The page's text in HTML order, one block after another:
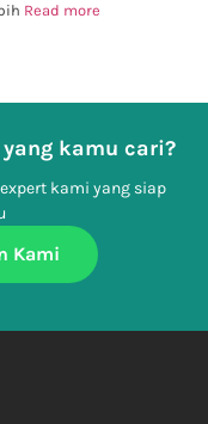
Read more
kamu cari?
kami yang siap
Kami